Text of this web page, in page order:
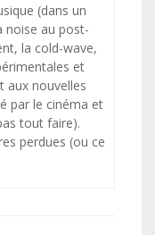
(dans un
noise au post-
la cold-wave,
et
aux nouvelles
par le cinéma et
tout faire).
perdues (ou ce